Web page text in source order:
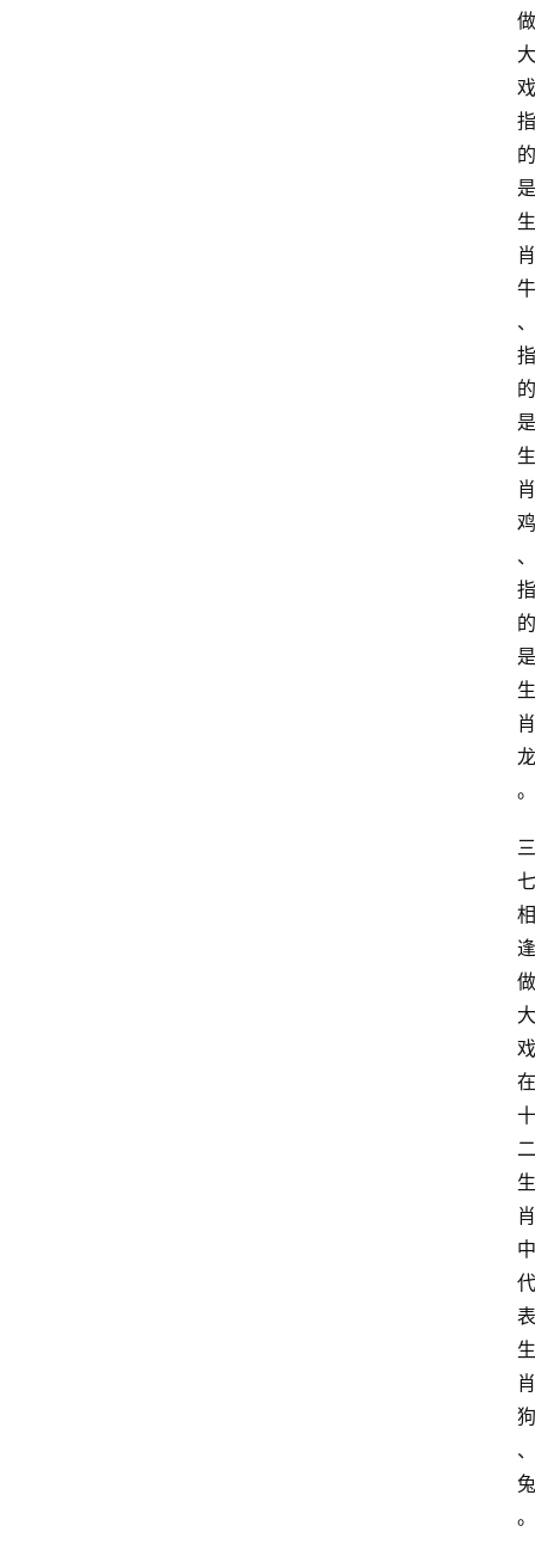
做
大
戏
指
的
是
生
肖
牛
、
指
的
是
生
肖
鸡
、
指
的
是
生
肖
龙
。
三
七
相
逢
做
大
戏
在
十
二
生
肖
中
代
表
生
肖
狗
、
兔
。